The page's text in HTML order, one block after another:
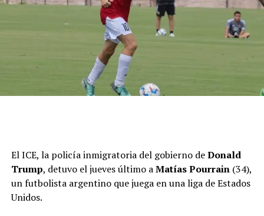
El ICE, la policía inmigratoria del gobierno deDonald
Trump, detuvo el jueves último aMatías Pourrain(34),
un futbolista argentino que juega en una liga de Estados
Unidos.